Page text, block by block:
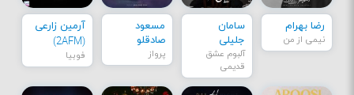
رضا بهرام
نیمی از من
سامان
جلیلی
آلبوم عشق
قدیمی
مسعود
صادقلو
پرواز
آرمین زارعی
(2AFM)
فوبیا